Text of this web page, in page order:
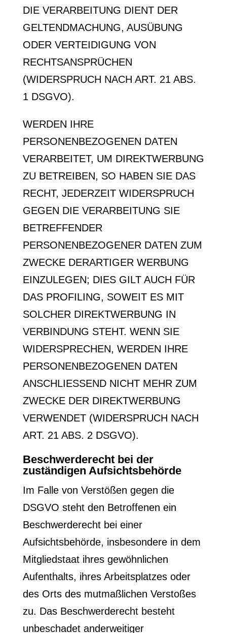
DIE VERARBEITUNG DIENT DER
GELTENDMACHUNG, AUSÜBUNG
ODER VERTEIDIGUNG VON
RECHTSANSPRÜCHEN
(WIDERSPRUCH NACH ART. 21 ABS.
1 DSGVO).
WERDEN IHRE
PERSONENBEZOGENEN DATEN
VERARBEITET, UM DIREKTWERBUNG
ZU BETREIBEN, SO HABEN SIE DAS
RECHT, JEDERZEIT WIDERSPRUCH
GEGEN DIE VERARBEITUNG SIE
BETREFFENDER
PERSONENBEZOGENER DATEN ZUM
ZWECKE DERARTIGER WERBUNG
EINZULEGEN; DIES GILT AUCH FÜR
DAS PROFILING, SOWEIT ES MIT
SOLCHER DIREKTWERBUNG IN
VERBINDUNG STEHT. WENN SIE
WIDERSPRECHEN, WERDEN IHRE
PERSONENBEZOGENEN DATEN
ANSCHLIESSEND NICHT MEHR ZUM
ZWECKE DER DIREKTWERBUNG
VERWENDET (WIDERSPRUCH NACH
ART. 21 ABS. 2 DSGVO).
Beschwerde­recht bei der
zuständigen Aufsichts­behörde
Im Falle von Verstößen gegen die
DSGVO steht den Betroffenen ein
Beschwerderecht bei einer
Aufsichtsbehörde, insbesondere in dem
Mitgliedstaat ihres gewöhnlichen
Aufenthalts, ihres Arbeitsplatzes oder
des Orts des mutmaßlichen Verstoßes
zu. Das Beschwerderecht besteht
unbeschadet anderweitiger